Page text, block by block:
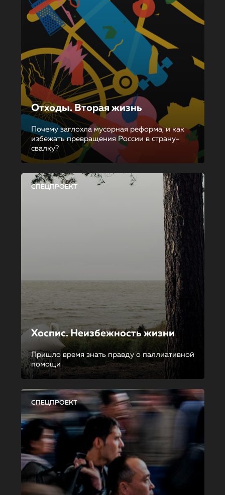
Отходы. Вторая жизнь
Почему заглохла мусорная реформа, и как
избежать превращения России в страну-
свалку?
СПЕЦПРОЕКТ
Хоспис. Неизбежность жизни
Пришло время знать правду о паллиативной
помощи
СПЕЦПРОЕКТ